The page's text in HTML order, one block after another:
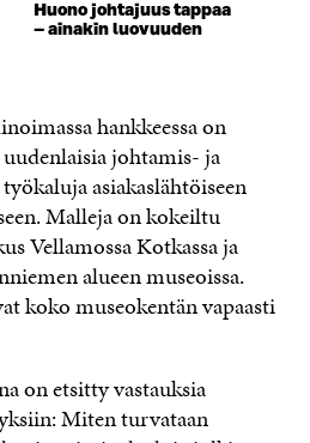
Huono johtajuus tappaa
– ainakin luovuuden
hankkeessa on
johtamis- ja
asiakaslähtöiseen
Malleja on kokeiltu
Vellamossa Kotkassa ja
alueen museoissa.
koko museokentän vapaasti
on etsitty vastauksia
Miten turvataan